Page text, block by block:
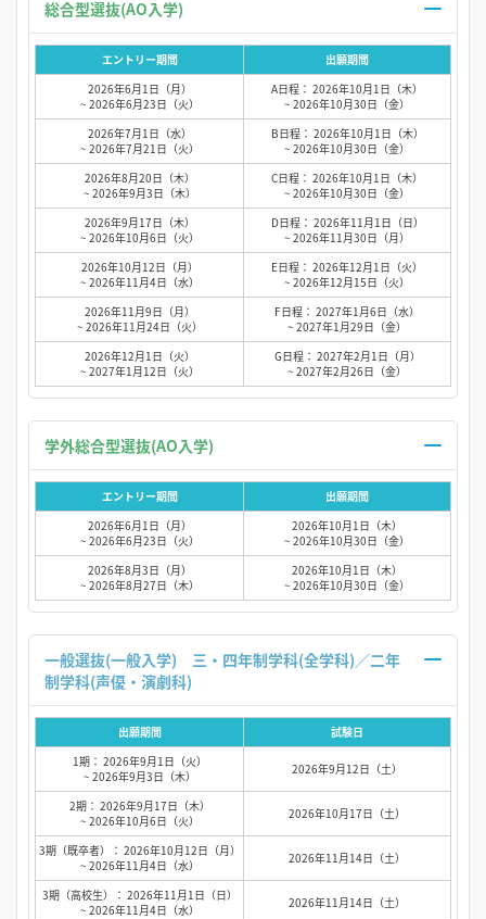
エントリー期間
出願期間
2026年6月1日（月）
~ 2026年6月23日（火）
A日程： 2026年10月1日（木）
~ 2026年10月30日（金）
2026年7月1日（水）
~ 2026年7月21日（火）
B日程： 2026年10月1日（木）
~ 2026年10月30日（金）
2026年8月20日（木）
~ 2026年9月3日（木）
C日程： 2026年10月1日（木）
~ 2026年10月30日（金）
2026年9月17日（木）
~ 2026年10月6日（火）
D日程： 2026年11月1日（日）
~ 2026年11月30日（月）
2026年10月12日（月）
~ 2026年11月4日（水）
E日程： 2026年12月1日（火）
~ 2026年12月15日（火）
2026年11月9日（月）
~ 2026年11月24日（火）
F日程： 2027年1月6日（水）
~ 2027年1月29日（金）
2026年12月1日（火）
~ 2027年1月12日（火）
G日程： 2027年2月1日（月）
~ 2027年2月26日（金）
エントリー期間
出願期間
2026年6月1日（月）
~ 2026年6月23日（火）
2026年10月1日（木）
~ 2026年10月30日（金）
2026年8月3日（月）
~ 2026年8月27日（木）
2026年10月1日（木）
~ 2026年10月30日（金）
一般選抜(一般入学) 三・四年制学科(全学科)／二年
出願期間
試験日
1期： 2026年9月1日（火）
~ 2026年9月3日（木）
2026年9月12日（土）
2期： 2026年9月17日（木）
~ 2026年10月6日（火）
2026年10月17日（土）
3期（既卒者）： 2026年10月12日（月）
~ 2026年11月4日（水）
2026年11月14日（土）
3期（高校生）： 2026年11月1日（日）
~ 2026年11月4日（水）
2026年11月14日（土）